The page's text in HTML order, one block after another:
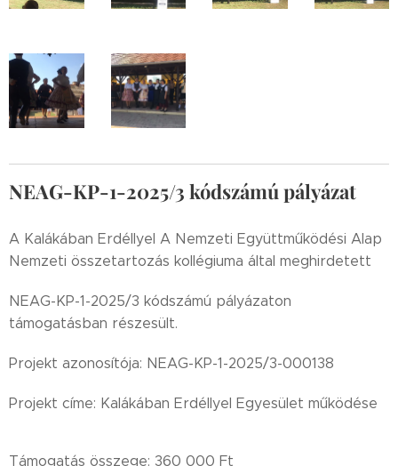
NEAG-KP-1-2025/3 kódszámú pályázat
A Kalákában Erdéllyel A Nemzeti Együttműködési Alap
Nemzeti összetartozás kollégiuma által meghirdetett
NEAG-KP-1-2025/3 kódszámú pályázaton
támogatásban részesült.
Projekt azonosítója: NEAG-KP-1-2025/3-000138
Projekt címe: Kalákában Erdéllyel Egyesület működése
Támogatás összege: 360 000 Ft